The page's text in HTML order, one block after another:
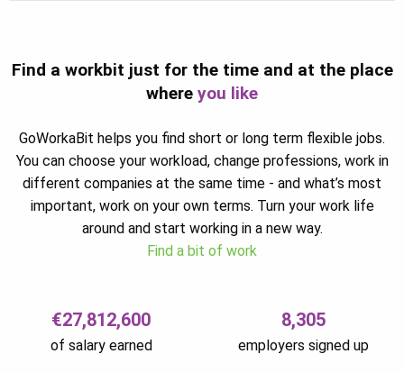
Find a workbit just for the time and at the place
where you like
GoWorkaBit helps you find short or long term flexible jobs.
You can choose your workload, change professions, work in
different companies at the same time - and what’s most
important, work on your own terms. Turn your work life
around and start working in a new way.
Find a bit of work
€27,812,600
of salary earned
8,305
employers signed up